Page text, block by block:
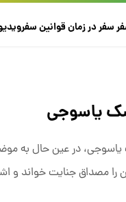
سفر در زمانقوانین سفر
یاسوجی
در عین حال به
را مصداق جنایت خواند و